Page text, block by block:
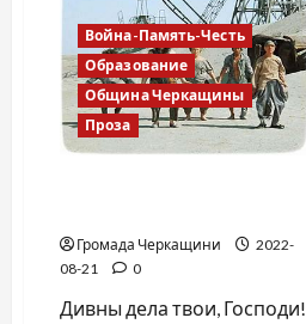
в
госизмене
Война-Память-Честь
Образование
Община Черкащины
Проза
Громада Черкащини
2022-
08-21
0
Дивны дела твои, Господи!